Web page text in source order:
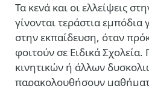
Τα κενά και οι ελλείψεις
γίνονται τεράστια
στην εκπαίδευση, όταν
φοιτούν σε Ειδικά
κινητικών ή άλλων
παρακολουθήσουν